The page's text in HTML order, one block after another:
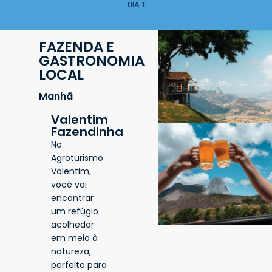
DIA 1
FAZENDA E
GASTRONOMIA
LOCAL
Manhã
Valentim
Fazendinha
No
Agroturismo
Valentim,
você vai
encontrar
um refúgio
acolhedor
em meio à
natureza,
perfeito para